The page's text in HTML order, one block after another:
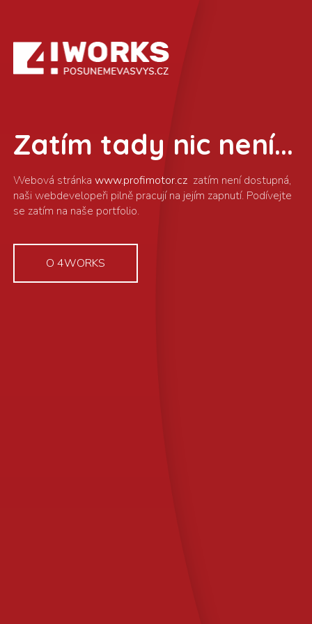
Zatím tady nic není...
www.profimotor.cz
O 4WORKS